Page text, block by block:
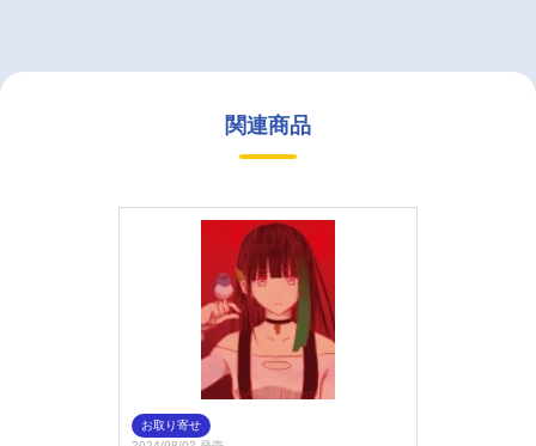
関連商品
お取り寄せ